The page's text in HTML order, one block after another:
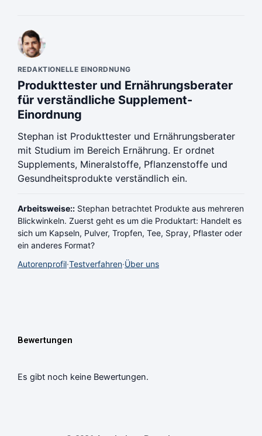
REDAKTIONELLE EINORDNUNG
Produkttester und Ernährungsberater
für verständliche Supplement-
Einordnung
Stephan ist Produkttester und Ernährungsberater
mit Studium im Bereich Ernährung. Er ordnet
Supplements, Mineralstoffe, Pflanzenstoffe und
Gesundheitsprodukte verständlich ein.
Arbeitsweise:: Stephan betrachtet Produkte aus mehreren
Blickwinkeln. Zuerst geht es um die Produktart: Handelt es
sich um Kapseln, Pulver, Tropfen, Tee, Spray, Pflaster oder
ein anderes Format?
Autorenprofil·Testverfahren·Über uns
Bewertungen
Es gibt noch keine Bewertungen.